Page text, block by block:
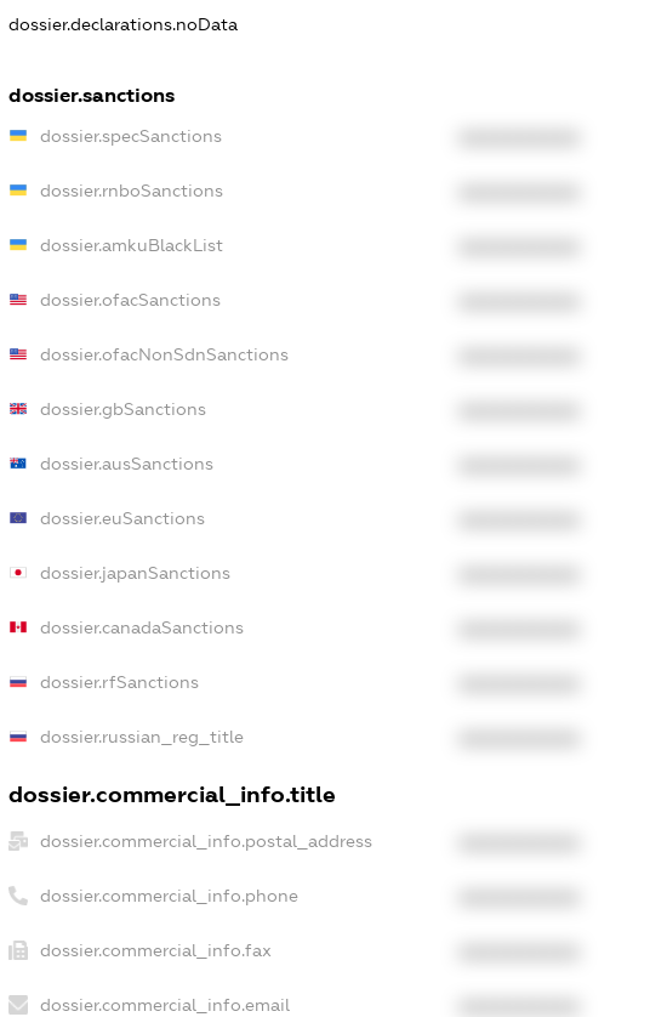
dossier.declarations.noData
dossier.sanctions
dossier.specSanctions
dossier.rnboSanctions
dossier.amkuBlackList
dossier.ofacSanctions
dossier.ofacNonSdnSanctions
dossier.gbSanctions
dossier.ausSanctions
dossier.euSanctions
dossier.japanSanctions
dossier.canadaSanctions
dossier.rfSanctions
dossier.russian_reg_title
dossier.commercial_info.title
dossier.commercial_info.postal_address
dossier.commercial_info.phone
dossier.commercial_info.fax
dossier.commercial_info.email